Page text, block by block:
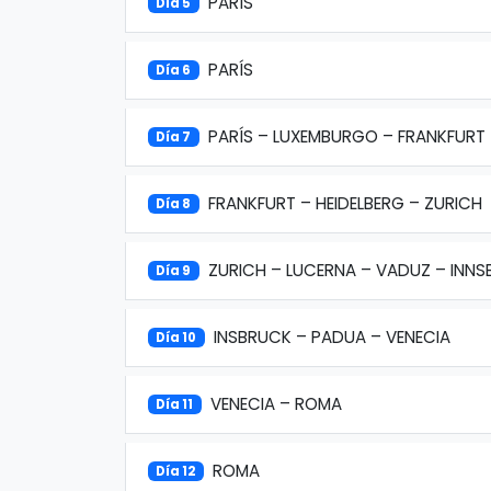
Día 6 PARÍS
Día 7 PARÍS – LUXEMBURGO – FRANKFURT
Día 8 FRANKFURT – HEIDELBERG – ZURICH
Día 9 ZURICH – LUCERNA – VADUZ –
Día 10 INSBRUCK – PADUA – VENECIA
Día 11 VENECIA – ROMA
Día 12 ROMA